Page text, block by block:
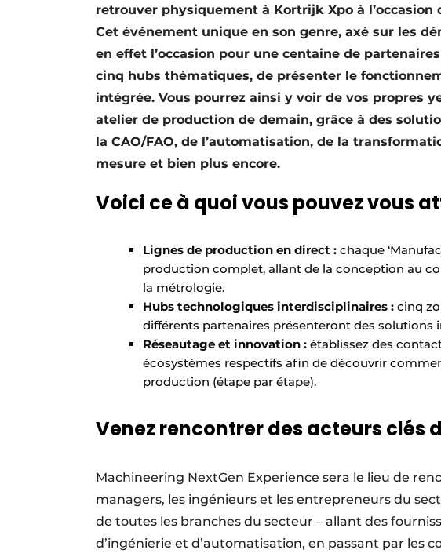
Video’s
retrouver physiquement à Kortrijk Xpo à l’occasion
Cet événement unique en son genre, axé sur les
en effet l’occasion pour une centaine de
cinq hubs thématiques, de présenter le
intégrée. Vous pourrez ainsi y voir de vos propres
atelier de production de demain, grâce à des
la CAO/FAO, de l’automatisation, de la
mesure et bien plus encore.
Voici ce à quoi vous pouvez vous
Lignes de production en direct : chaque
production complet, allant de la conception au
la métrologie.
Hubs technologiques interdisciplinaires : cinq
différents partenaires présenteront des solutions
Réseautage et innovation : établissez des
écosystèmes respectifs afin de découvrir
production (étape par étape).
Venez rencontrer des acteurs clés
Machineering NextGen Experience sera le lieu de
managers, les ingénieurs et les entrepreneurs du
de toutes les branches du secteur – allant des
d’ingénierie et d’automatisation, en passant par les